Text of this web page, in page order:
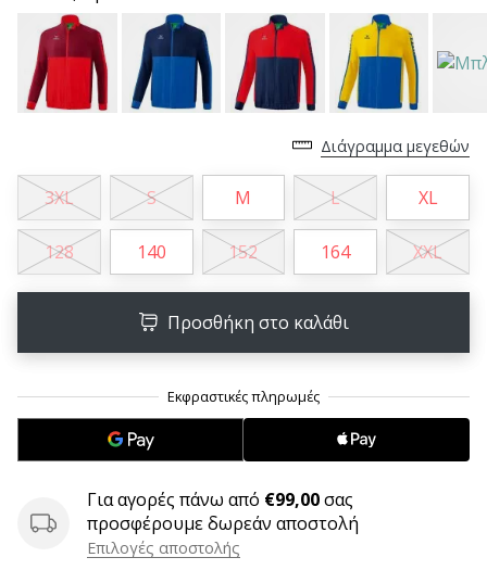
αξίζει…
25. 11. 2024
Γίνετε
πρεσβευτής
της
μάρκας
χάντμπολ
του
χάντμπολ
εμείς;
πρεσβευτής/
πρέσβειρα
Διάγραμμα μεγεθών
3XL S M L XL
128 140 152 164 XXL
Προσθήκη στο καλάθι
Για αγορές πάνω από €99,00σας
προσφέρουμε δωρεάν αποστολή
Επιλογές αποστολής